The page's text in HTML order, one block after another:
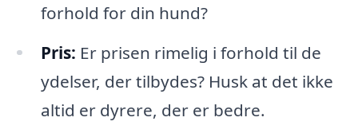
forhold for din hund?
Pris: Er prisen rimelig i forhold til de
ydelser, der tilbydes? Husk at det ikke
altid er dyrere, der er bedre.